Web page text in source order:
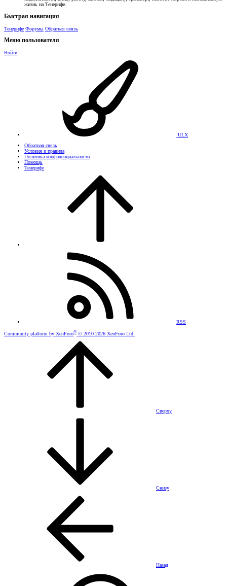
жизнь на Тенерифе.
Быстрая навигация
Тенерифе Форумы Обратная связь
Меню пользователя
Войти
UI.X
Обратная связь
Условия и правила
Политика конфиденциальности
Помощь
Тенерифе
RSS
Community platform by XenForo® © 2010-2026 XenForo Ltd.
Сверху
Снизу
Назад